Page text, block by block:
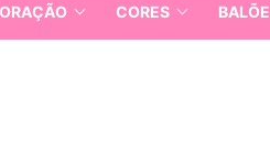
CORES